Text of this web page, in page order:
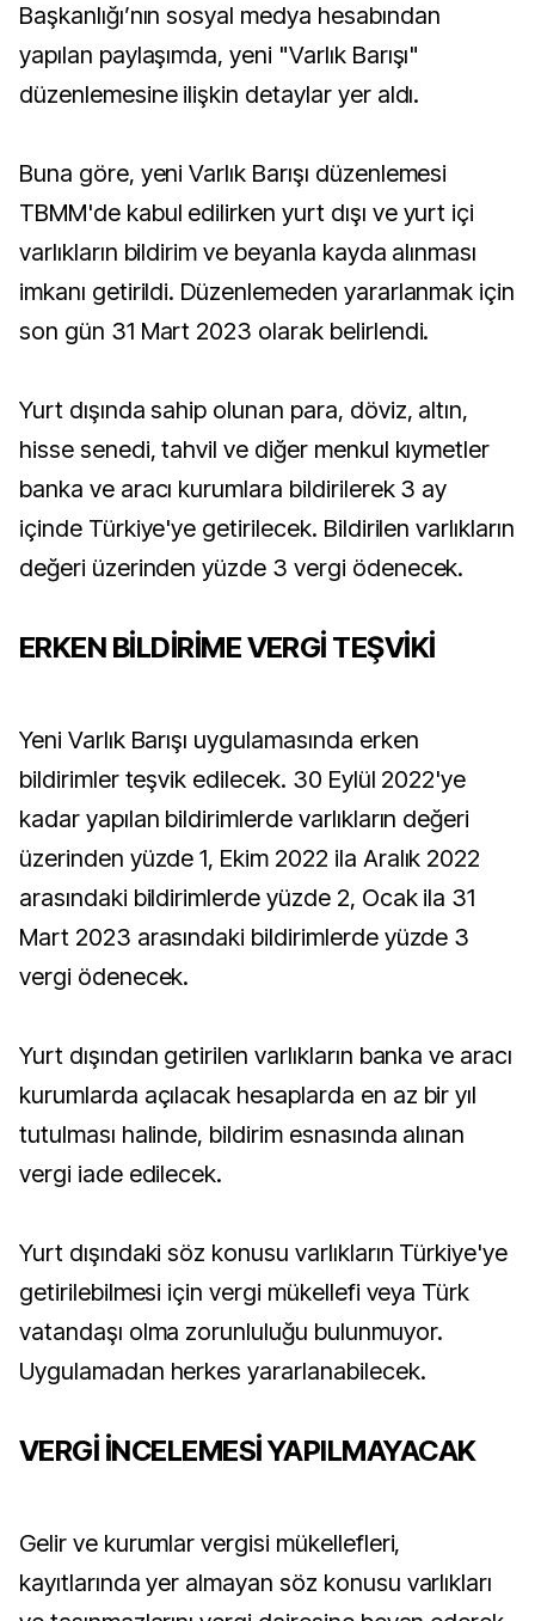
Başkanlığı’nın sosyal medya hesabından
yapılan paylaşımda, yeni "Varlık Barışı"
düzenlemesine ilişkin detaylar yer aldı.
Buna göre, yeni Varlık Barışı düzenlemesi
TBMM'de kabul edilirken yurt dışı ve yurt içi
varlıkların bildirim ve beyanla kayda alınması
imkanı getirildi. Düzenlemeden yararlanmak için
son gün 31 Mart 2023 olarak belirlendi.
Yurt dışında sahip olunan para, döviz, altın,
hisse senedi, tahvil ve diğer menkul kıymetler
banka ve aracı kurumlara bildirilerek 3 ay
içinde Türkiye'ye getirilecek. Bildirilen varlıkların
değeri üzerinden yüzde 3 vergi ödenecek.
ERKEN BİLDİRİME VERGİ TEŞVİKİ
Yeni Varlık Barışı uygulamasında erken
bildirimler teşvik edilecek. 30 Eylül 2022'ye
kadar yapılan bildirimlerde varlıkların değeri
üzerinden yüzde 1, Ekim 2022 ila Aralık 2022
arasındaki bildirimlerde yüzde 2, Ocak ila 31
Mart 2023 arasındaki bildirimlerde yüzde 3
vergi ödenecek.
Yurt dışından getirilen varlıkların banka ve aracı
kurumlarda açılacak hesaplarda en az bir yıl
tutulması halinde, bildirim esnasında alınan
vergi iade edilecek.
Yurt dışındaki söz konusu varlıkların Türkiye'ye
getirilebilmesi için vergi mükellefi veya Türk
vatandaşı olma zorunluluğu bulunmuyor.
Uygulamadan herkes yararlanabilecek.
VERGİ İNCELEMESİ YAPILMAYACAK
Gelir ve kurumlar vergisi mükellefleri,
kayıtlarında yer almayan söz konusu varlıkları